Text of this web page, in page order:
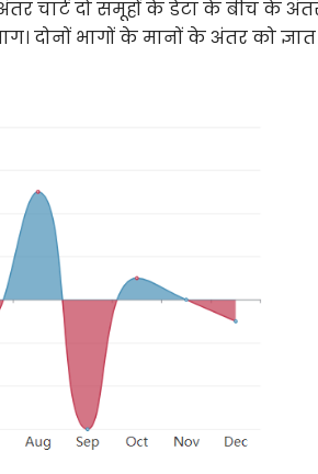
चार्ट दो समूहों के डेटा के बीच के
दोनों भागों के मानों के अंतर को